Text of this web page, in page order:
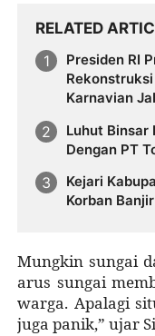
RELATED
Presiden RI
Karnavian
Luhut Binsar
Dengan PT
Kejari
Korban
Mungkin sungai
arus sungai
warga. Apalagi
juga panik,” ujar